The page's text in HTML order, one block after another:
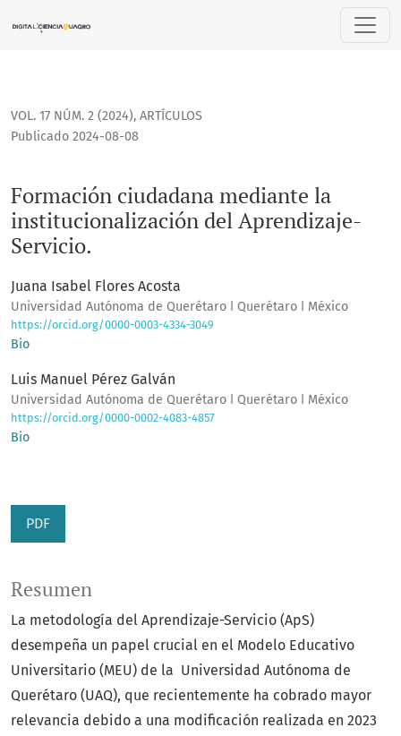
Formación ciudadana mediante la institucionalización del
VOL. 17 NÚM. 2 (2024), ARTÍCULOS
Formación ciudadana mediante la
institucionalización del Aprendizaje-
Servicio.
Publicado 2024-08-08
Juana Isabel Flores Acosta
Universidad Autónoma de Querétaro ǀ Querétaro ǀ México
https://orcid.org/0000-0003-4334-3049
Bio
Luis Manuel Pérez Galván
Universidad Autónoma de Querétaro ǀ Querétaro ǀ México
https://orcid.org/0000-0002-4083-4857
Bio
PDF
Resumen
La metodología del Aprendizaje-Servicio (ApS)
desempeña un papel crucial en el Modelo Educativo
Universitario (MEU) de la Universidad Autónoma de
Querétaro (UAQ), que recientemente ha cobrado mayor
relevancia debido a una modificación realizada en 2023